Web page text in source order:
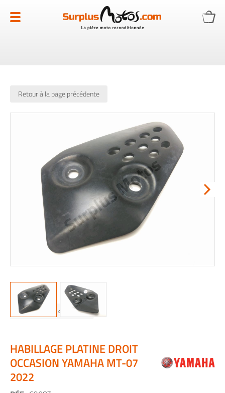
au
contenu
Retour à la page précédente
the
beginning
of
the
images
HABILLAGE PLATINE DROIT
OCCASION YAMAHA MT-07
2022